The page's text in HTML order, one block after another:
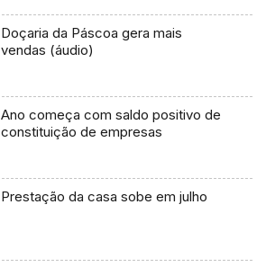
Doçaria da Páscoa gera mais
vendas (áudio)
Ano começa com saldo positivo de
constituição de empresas
Prestação da casa sobe em julho